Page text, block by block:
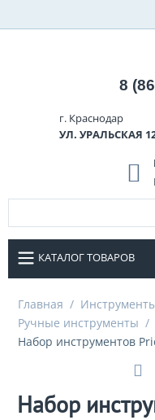
8
г. Краснодар
УЛ. УРАЛЬСКАЯ
КАТАЛОГ ТОВАРОВ
Главная /
Ручные инструменты /
Набор инструментов
Набор